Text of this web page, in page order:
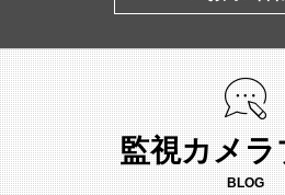
監視カメ
BLOG